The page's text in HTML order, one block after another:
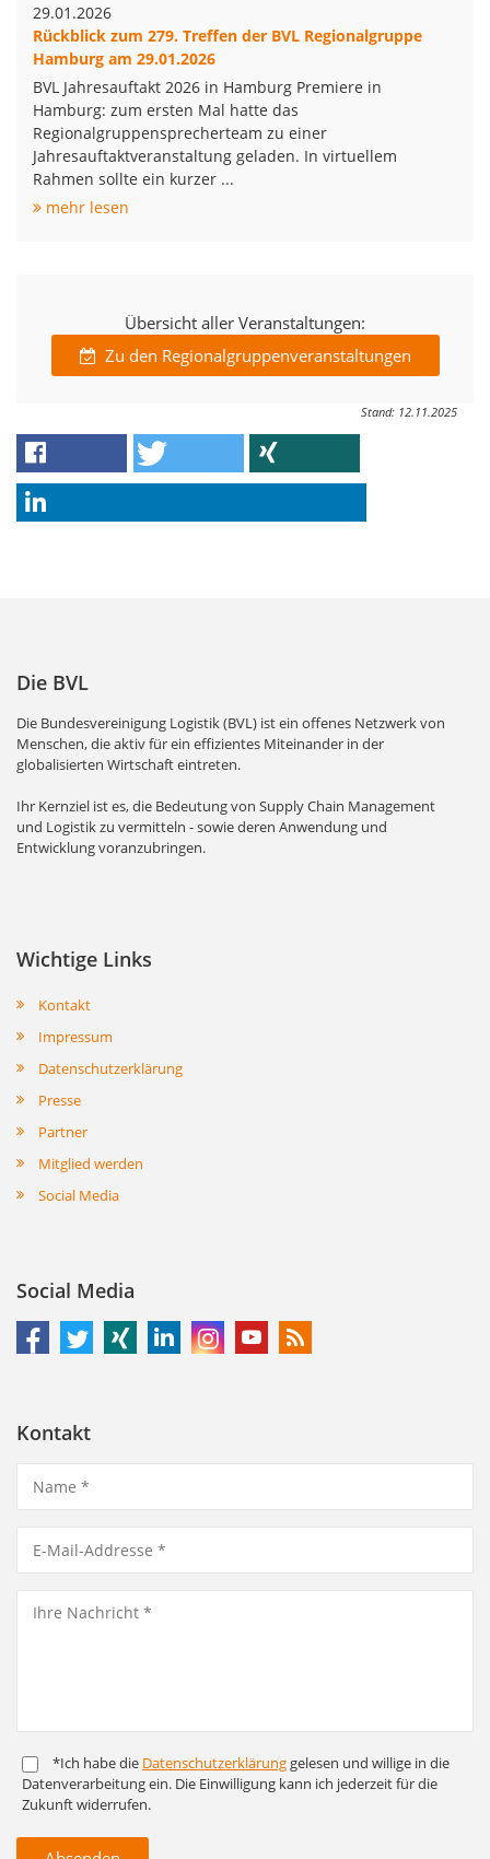
29.01.2026
Rückblick zum 279. Treffen der BVL Regionalgruppe
Hamburg am 29.01.2026
BVL Jahresauftakt 2026 in Hamburg Premiere in
Hamburg: zum ersten Mal hatte das
Regionalgruppensprecherteam zu einer
Jahresauftaktveranstaltung geladen. In virtuellem
Rahmen sollte ein kurzer ...
mehr lesen
Übersicht aller Veranstaltungen:
Zu den Regionalgruppenveranstaltungen
Stand: 12.11.2025
Die BVL
Die Bundesvereinigung Logistik (BVL) ist ein offenes Netzwerk von
Menschen, die aktiv für ein effizientes Miteinander in der
globalisierten Wirtschaft eintreten.
Ihr Kernziel ist es, die Bedeutung von Supply Chain Management
und Logistik zu vermitteln - sowie deren Anwendung und
Entwicklung voranzubringen.
Wichtige Links
Kontakt
Impressum
Datenschutzerklärung
Presse
Partner
Mitglied werden
Social Media
Social Media
Kontakt
*Ich habe die Daten­schutz­er­klärunggelesen und willige in die
Daten­ver­arbeitung ein. Die Ein­willigung kann ich jederzeit für die
Zukunft widerrufen.